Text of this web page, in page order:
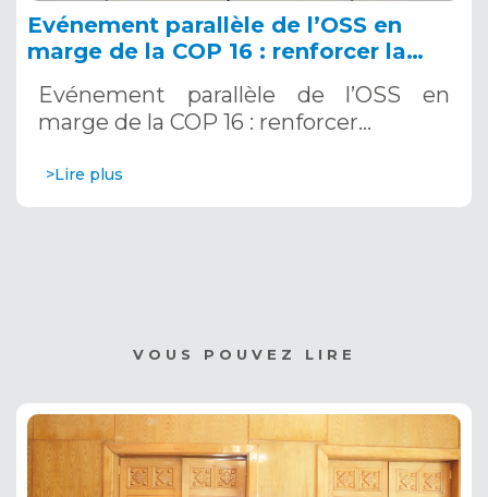
Evénement parallèle de l’OSS en
marge de la COP 16 : renforcer la
Systèmes d’Alerte Précoce
Multirisques. 12 décembre 2024
Evénement parallèle de l’OSS en
marge de la COP 16 : renforcer…
>Lire plus
VOUS POUVEZ LIRE